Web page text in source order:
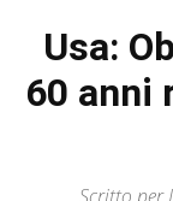
Usa:
60 anni